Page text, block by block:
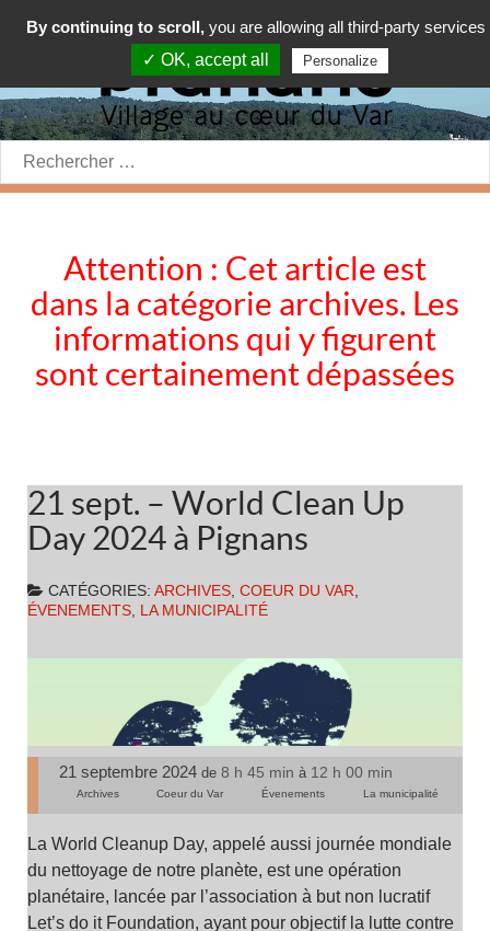
Rechercher:
Attention : Cet article est
dans la catégorie archives. Les
informations qui y figurent
sont certainement dépassées
21 sept. – World Clean Up
Day 2024 à Pignans
CATÉGORIES: ARCHIVES, COEUR DU VAR,
ÉVENEMENTS, LA MUNICIPALITÉ
21 septembre 2024 de 8 h 45 min à 12 h 00 min
Archives Coeur du Var Évenements La municipalité
La World Cleanup Day, appelé aussi journée mondiale
du nettoyage de notre planète, est une opération
planétaire, lancée par l’association à but non lucratif
Let’s do it Foundation, ayant pour objectif la lutte contre
By continuing to scroll, you are allowing all third-party services
✓ OK, accept all
Personalize